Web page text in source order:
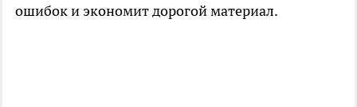
ошибок и экономит дорогой материал.